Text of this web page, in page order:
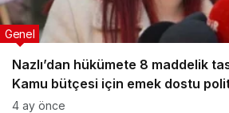
Nazlı’dan hükümete 8 maddelik
Kamu bütçesi için emek dostu
Genel
4 ay önce